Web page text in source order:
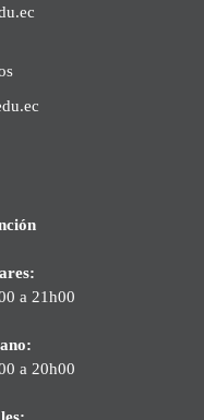
a 21h00
a 20h00